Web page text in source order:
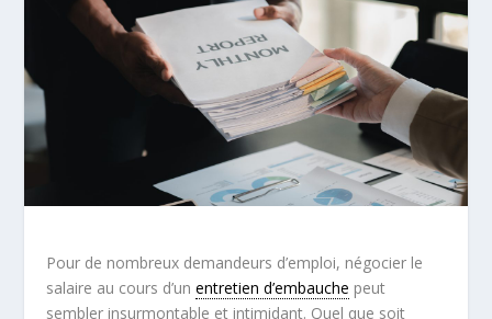
Pour de nombreux demandeurs d’emploi, négocier le
salaire au cours d’unentretien d’embauche peut
sembler insurmontable et intimidant. Quel que soit